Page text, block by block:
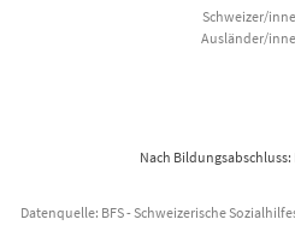
Nach
Ausländer/
Schweizer/
Datenquelle: BFS - Schweizerische